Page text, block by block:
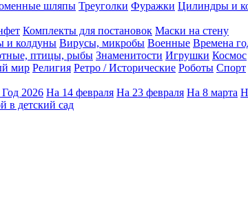
шляпы Треуголки Фуражки Цилиндры и
Комплекты для постановок Маски на стену
и колдуны Вирусы, микробы Военные Времена
птицы, рыбы Знаменитости Игрушки Космос
мир Религия Ретро / Исторические Роботы Спорт
2026 На 14 февраля На 23 февраля На 8 марта
в детский сад